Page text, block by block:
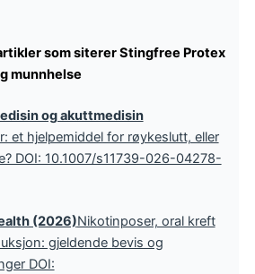
som siterer Stingfree Protex
munnhelse
og akuttmedisin
et hjelpemiddel for røykeslutt, eller
DOI: 10.1007/s11739-026-04278-
(2026)Nikotinposer, oral kreft
gjeldende bevis og
DOI: